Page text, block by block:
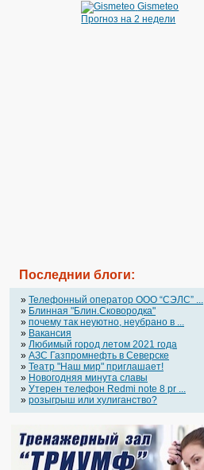
Gismeteo
Прогноз на 2 недели
Последнии блоги:
» Телефонный оператор OOO “СЭЛС” ...
» Блинная "Блин.Сковородка"
» почему так неуютно, неубрано в ...
» Вакансия
» Любимый город летом 2021 года
» АЗС Газпромнефть в Северске
» Театр "Наш мир" приглашает!
» Новогодняя минута славы
» Утерен телефон Redmi note 8 pr ...
» розыгрыш или хулиганство?